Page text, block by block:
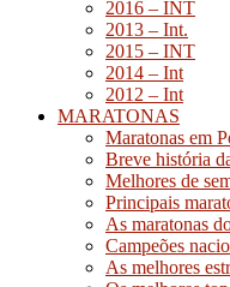
2016 – INT
2013 – Int.
2015 – INT
2014 – Int
2012 – Int
MARATONAS
Maratonas em
Breve história
Melhores de
Principais
As maratonas
Campeões
As melhores